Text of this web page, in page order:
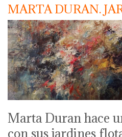
MARTA DURAN.
Marta Duran hace
con sus jardines